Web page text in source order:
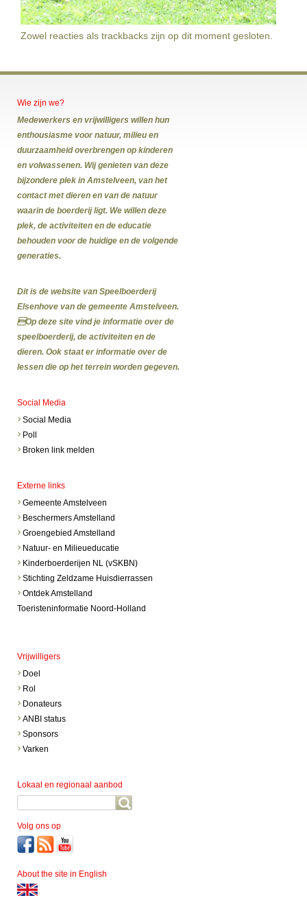
Zowel reacties als trackbacks zijn op dit moment gesloten.
Wie zijn we?
Medewerkers en vrijwilligers willen hun
enthousiasme voor natuur, milieu en
duurzaamheid overbrengen op kinderen
en volwassenen. Wij genieten van deze
bijzondere plek in Amstelveen, van het
contact met dieren en van de natuur
waarin de boerderij ligt. We willen deze
plek, de activiteiten en de educatie
behouden voor de huidige en de volgende
generaties.
Dit is de website van Speelboerderij
Elsenhove van de gemeente Amstelveen.
Op deze site vind je informatie over de
speelboerderij, de activiteiten en de
dieren. Ook staat er informatie over de
lessen die op het terrein worden gegeven.
Social Media
Social Media
Poll
Broken link melden
Externe links
Gemeente Amstelveen
Beschermers Amstelland
Groengebied Amstelland
Natuur- en Milieueducatie
Kinderboerderijen NL (vSKBN)
Stichting Zeldzame Huisdierrassen
Ontdek Amstelland
Toeristeninformatie Noord-Holland
Vrijwilligers
Doel
Rol
Donateurs
ANBI status
Sponsors
Varken
Lokaal en regionaal aanbod
Volg ons op
About the site in English